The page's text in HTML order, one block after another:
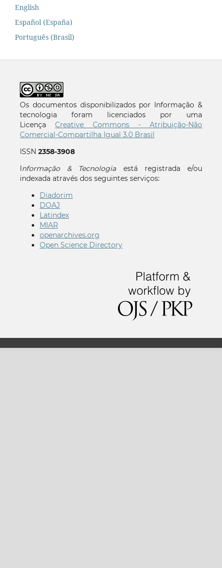
English
Español (España)
Português (Brasil)
Os documentos disponibilizados por Informação &
tecnologia foram licenciados por uma
Licença Creative Commons - Atribuição-Não
Comercial-Compartilha Igual 3.0 Brasil
ISSN 2358-3908
Informação & Tecnologiaestá registrada e/ou
indexada através dos seguintes serviços:
Diadorim
DOAJ
Latindex
MIAR
openarchives.org
Open Science Directory